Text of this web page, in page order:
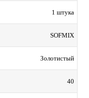
1 штука
SOFMIX
Золотистый
40